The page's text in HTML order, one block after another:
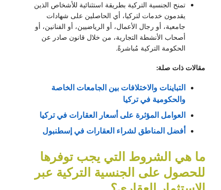
تمنح الجنسية التركية بطريقة استثنائية للأشخاص الذين
يقدمون خدمات لتركيا، أي الحاصلين على شهادات
جامعية، أو رجال الأعمال، أو الرياضيين، أو الفنانين، أو
أصحاب الأنشطة التجارية، من خلال قانون صادر عن
الحكومة التركية مُباشرةً.
مقالات ذات صلة:
والحكومية في تركيا
العوامل المؤثرة على أسعار العقارات في تركيا
أفضل المناطق لشراء العقارات في إسطنبول